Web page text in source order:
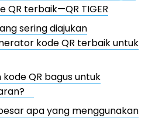
QR terbaik—QR TIGER
sering diajukan
kode QR terbaik untuk
QR bagus untuk
apa yang menggunakan